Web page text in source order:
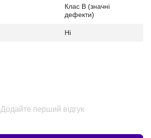
Клас B (значні
дефекти)
Ні
Додайте перший відгук